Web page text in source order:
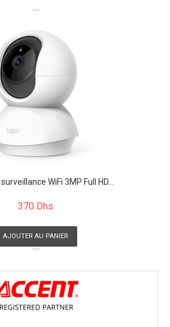
```
WiFi 3MP Full HD...
370 Dhs
AJOUTER AU PANIER
```